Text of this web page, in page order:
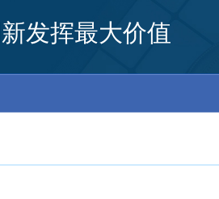
发挥最大价值